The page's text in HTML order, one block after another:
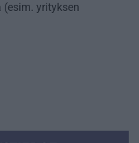
yrityksen